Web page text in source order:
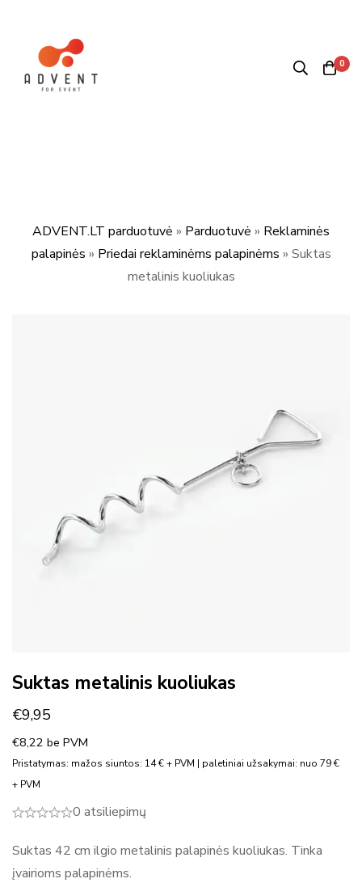
0
ADVENT.LT parduotuvė » Parduotuvė » Reklaminės
palapinės » Priedai reklaminėms palapinėms » Suktas
metalinis kuoliukas
Suktas metalinis kuoliukas
€9,95
€8,22 be PVM
Pristatymas: mažos siuntos: 14 € + PVM | paletiniai užsakymai: nuo 79 €
+ PVM
0 atsiliepimų
Suktas 42 cm ilgio metalinis palapinės kuoliukas. Tinka
įvairioms palapinėms.